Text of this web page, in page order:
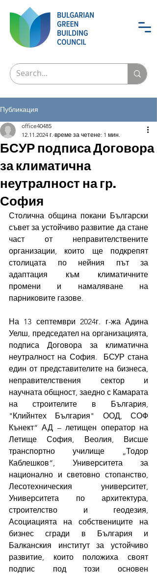
Публикация
БСУР подписа Договора
за климатична
неутралност на гр.
София
office40485
12.11.2024 г. време за четене: 1 мин.
Столична община покани Български
съвет за устойчиво развитие да стане
част от неправителствените
организации, които ще подкрепят
столицата по нейния път за
адаптация към климатичните
промени и намаляване на
парниковите газове.
На 13 септември 2024г. г-жа Адина
Уелш, председател на организацията,
подписа Договора за климатична
неутралност на София.  БСУР стана
един от представителите на бизнеса,
неправителствения сектор и
научната общност, заедно с Камарата
на строителите в България,
"Клийнтех България" ООД, СОФ
Кънект“ АД – летищен оператор на
Летище София, Веолия, Висше
транспортно училище „Тодор
Каблешков“, Университета за
национално и световно стопанство,
Лесотехническия университет,
Университета по архитектура,
строителство и геодезия,
Асоциацията на собствениците на
бизнес сгради в България и
Балканския институт за устойчиво
развитие, които положиха своят
подпис под този основен